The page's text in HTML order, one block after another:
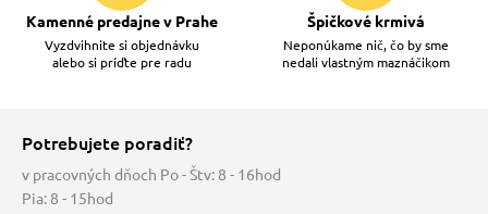
Kamenné predajne v Prahe
Vyzdvihnite si objednávku
alebo si príďte pre radu
Špičkové krmivá
Neponúkame nič, čo by sme
nedali vlastným maznáčikom
Potrebujete poradiť?
v pracovných dňoch Po - Štv: 8 - 16hod
Pia: 8 - 15hod